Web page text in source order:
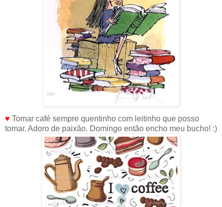
♥ Tomar café sempre quentinho com leitinho que posso
tomar. Adoro de paixão. Domingo então encho meu bucho! :)